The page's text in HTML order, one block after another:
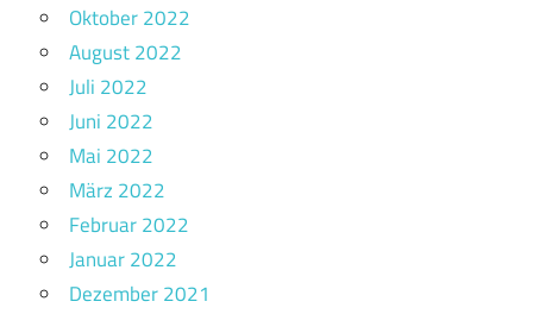
Oktober 2022
August 2022
Juli 2022
Juni 2022
Mai 2022
März 2022
Februar 2022
Januar 2022
Dezember 2021